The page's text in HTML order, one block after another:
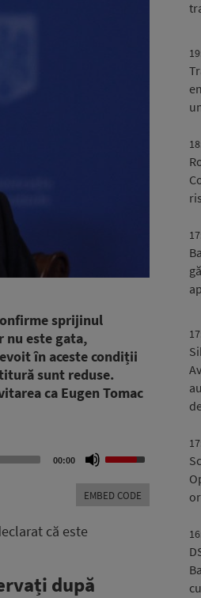
sprijinul
nu este gata,
în aceste condiții
sunt reduse.
ca Eugen Tomac
00:00
Up/Down
keys
EMBED CODE
că este
după